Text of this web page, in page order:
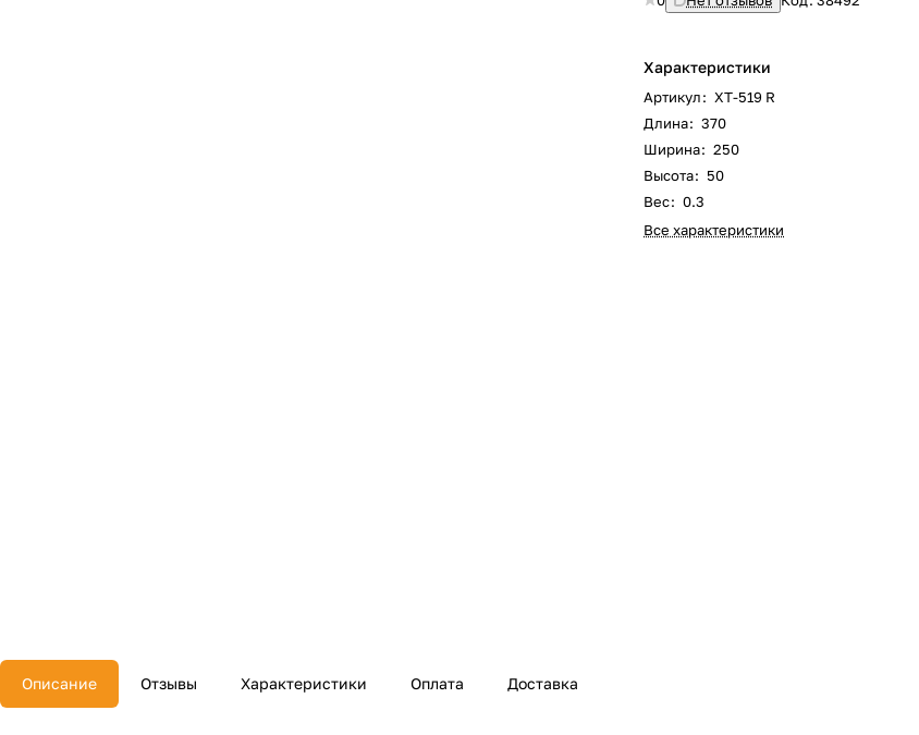
Характеристики
Артикул: XT-519 R
Длина: 370
Ширина: 250
Высота: 50
Вес: 0.3
Все характеристики
Описание Отзывы Характеристики Оплата Доставка
Оплачивайте сегодня только
% картой любого банка
Получайте товарвыбранный способом